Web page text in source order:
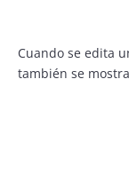
Cuando se edita
también se